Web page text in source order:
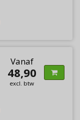
Vanaf
48,90
excl. btw